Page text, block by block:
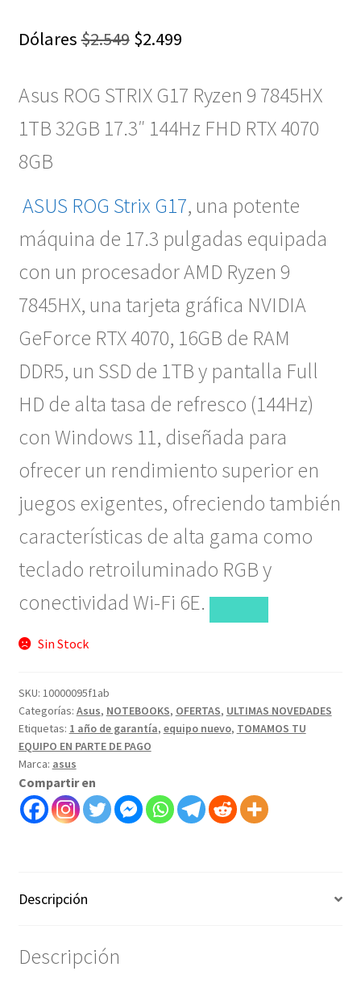
Dólares$2.549 El
original
era:
$2.499El
actual
es:
Asus ROG STRIX G17 Ryzen 9 7845HX
1TB 32GB 17.3″ 144Hz FHD RTX 4070
8GB
ASUS ROG Strix G17, una potente
máquina de 17.3 pulgadas equipada
con un procesador AMD Ryzen 9
7845HX, una tarjeta gráfica NVIDIA
GeForce RTX 4070, 16GB de RAM
DDR5, un SSD de 1TB y pantalla Full
HD de alta tasa de refresco (144Hz)
con Windows 11, diseñada para
ofrecer un rendimiento superior en
juegos exigentes, ofreciendo también
características de alta gama como
teclado retroiluminado RGB y
conectividad Wi-Fi 6E.
Sin Stock
SKU: 10000095f1ab
Categorías: Asus, NOTEBOOKS, OFERTAS, ULTIMAS NOVEDADES
Etiquetas: 1 año de garantía, equipo nuevo, TOMAMOS TU
EQUIPO EN PARTE DE PAGO
Marca: asus
Compartir en
Descripción
Descripción